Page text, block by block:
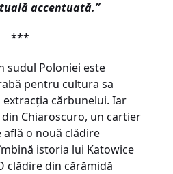
accentuată.”
***
sudul Poloniei este
pentru cultura sa
cărbunelui. Iar
Chiaroscuro, un cartier
o nouă clădire
istoria lui Katowice
clădire din cărămidă